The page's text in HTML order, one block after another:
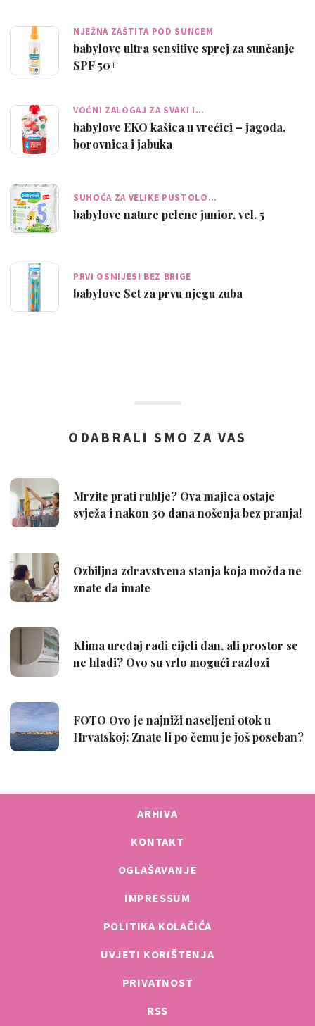
NJEŽNA ZAŠTITA POD SUNCEM
babylove ultra sensitive sprej za sunčanje
SPF 50+
VOĆNI ZALOGAJ ZA SVAKI I…
babylove EKO kašica u vrećici – jagoda,
borovnica i jabuka
SUHOĆA ZA VELIKE PUSTOLO…
babylove nature pelene junior, vel. 5
PRVI OSMIJESI BEZ BRIGE
babylove Set za prvu njegu zuba
ARHIVA
KONTAKT
OGLAŠAVANJE
IMPRESSUM
POLITIKA KOLAČIĆA
UVJETI KORIŠTENJA
PRIVATNOST
RSS